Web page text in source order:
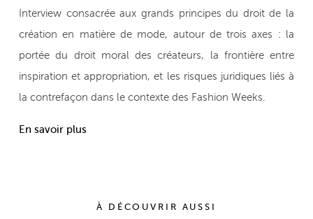
Interview consacrée aux grands principes du droit de la
création en matière de mode, autour de trois axes : la
portée du droit moral des créateurs, la frontière entre
inspiration et appropriation, et les risques juridiques liés à
la contrefaçon dans le contexte des Fashion Weeks.
En savoir plus
À DÉCOUVRIR AUSSI